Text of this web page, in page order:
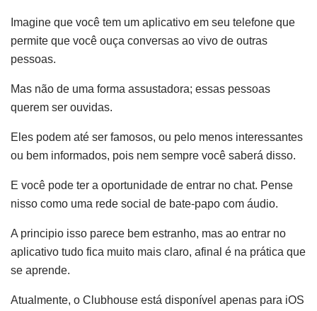
Imagine que você tem um aplicativo em seu telefone que
permite que você ouça conversas ao vivo de outras
pessoas.
Mas não de uma forma assustadora; essas pessoas
querem ser ouvidas.
Eles podem até ser famosos, ou pelo menos interessantes
ou bem informados, pois nem sempre você saberá disso.
E você pode ter a oportunidade de entrar no chat. Pense
nisso como uma rede social de bate-papo com áudio.
A principio isso parece bem estranho, mas ao entrar no
aplicativo tudo fica muito mais claro, afinal é na prática que
se aprende.
Atualmente, o Clubhouse está disponível apenas para iOS